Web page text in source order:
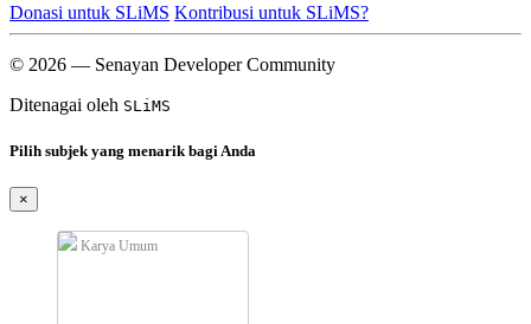
Donasi untuk SLiMS Kontribusi untuk SLiMS?
© 2026 — Senayan Developer Community
Ditenagai oleh SLiMS
Pilih subjek yang menarik bagi Anda
×
Karya Umum